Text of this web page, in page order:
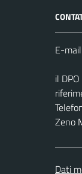
E-
il
Zeno
Dati